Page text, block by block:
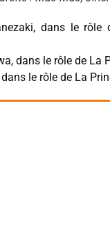
dans le rôle
dans le rôle de La
le rôle de La